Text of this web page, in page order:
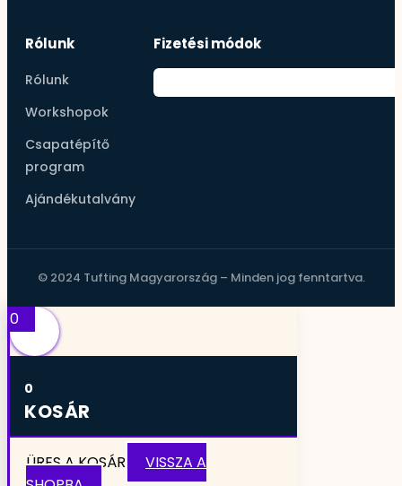
Rólunk
Rólunk
Workshopok
Csapatépítő
program
Ajándékutalvány
Fizetési módok
© 2024 Tufting Magyarország – Minden jog fenntartva.
0
0
KOSÁR
ÜRES A KOSÁR
VISSZA A